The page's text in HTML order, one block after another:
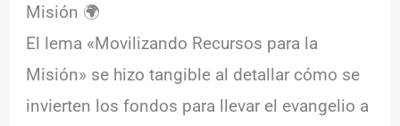
Misión 🌍
El lema «Movilizando Recursos para la
Misión» se hizo tangible al detallar cómo se
invierten los fondos para llevar el evangelio a